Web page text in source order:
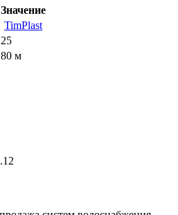
Значение
TimPlast
25
80 м